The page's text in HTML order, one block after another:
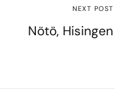
NEXT POST
Nötö, Hisingen